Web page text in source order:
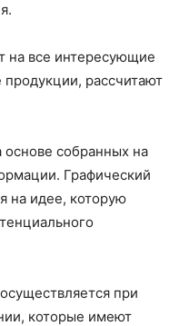
на все интересующие
рассчитают
основе собранных на
Графический
на идее, которую
при
которые имеют